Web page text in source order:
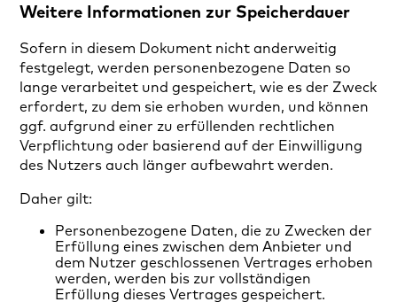
Weitere Informationen zur Speicherdauer
Sofern in diesem Dokument nicht anderweitig
festgelegt, werden personenbezogene Daten so
lange verarbeitet und gespeichert, wie es der Zweck
erfordert, zu dem sie erhoben wurden, und können
ggf. aufgrund einer zu erfüllenden rechtlichen
Verpflichtung oder basierend auf der Einwilligung
des Nutzers auch länger aufbewahrt werden.
Daher gilt:
Personenbezogene Daten, die zu Zwecken der
Erfüllung eines zwischen dem Anbieter und
dem Nutzer geschlossenen Vertrages erhoben
werden, werden bis zur vollständigen
Erfüllung dieses Vertrages gespeichert.